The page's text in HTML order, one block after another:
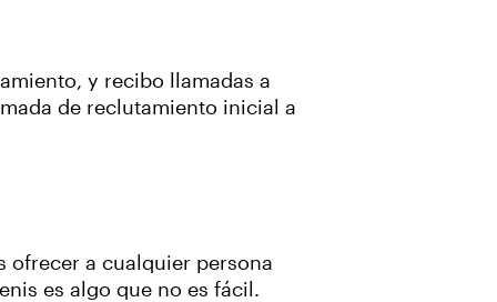
y recibo llamadas a
de reclutamiento inicial a
ofrecer a cualquier persona
es algo que no es fácil.